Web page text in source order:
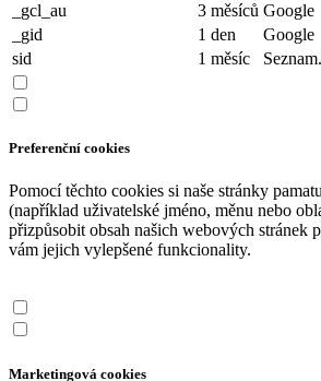
_gcl_au
3 měsíců Google
_gid
1 den
Google
sid
1 měsíc
Preferenční cookies
Pomocí těchto cookies si naše stránky
(například uživatelské jméno, měnu nebo
přizpůsobit obsah našich webových stránek
vám jejich vylepšené funkcionality.
Marketingová cookies